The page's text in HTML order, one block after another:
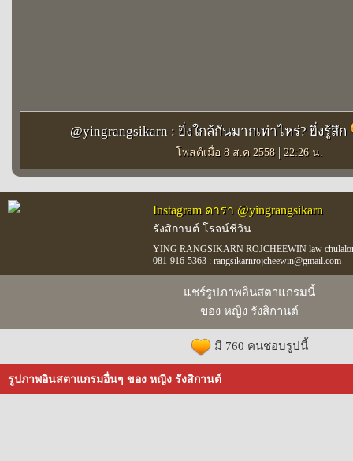
@yingrangsikarn : ยิ่งใกล้กันมากเท่าไหร่? ยิ่งรู้สึก
โพสต์เมื่อ 8 ส.ค 2558 | 22:26 น.
Instagram ดารา @yingrangsikarn
รังสิกานต์ โรจน์ชีวิน
YING RANGSIKARN ROJCHEEWIN law
081-916-5363 : rangsikarnrojcheewin@gmail.com
แชร์รูปภาพอินสตาแกรมนี้
ของ หญิง รังสิกานต์
มี 760 คนชอบรูปนี้
รูปภาพอินสตาแกรมอื่นๆ ของ หญิง รังสิกานต์